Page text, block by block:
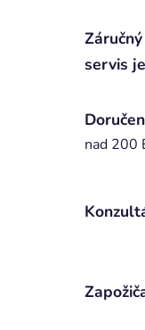
servis
nad 200